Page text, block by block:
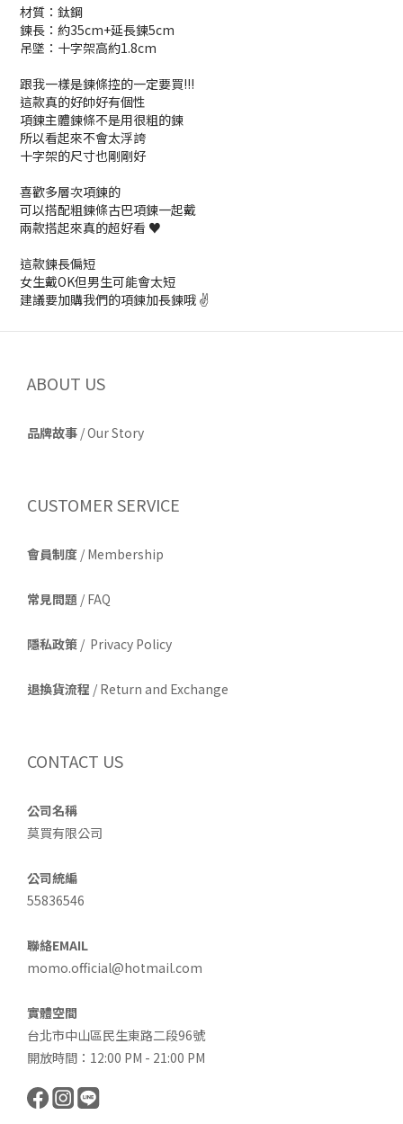
材質：鈦鋼
鍊長：約35cm+延長鍊5cm
吊墜：十字架高約1.8cm
跟我一樣是鍊條控的一定要買!!!
這款真的好帥好有個性
項鍊主體鍊條不是用很粗的鍊
所以看起來不會太浮誇
十字架的尺寸也剛剛好
喜歡多層次項鍊的
可以搭配粗鍊條古巴項鍊一起戴
兩款搭起來真的超好看 ♥
這款鍊長偏短
女生戴OK但男生可能會太短
建議要加購我們的項鍊加長鍊哦 ✌
ABOUT US
品牌故事 /Our Story
CUSTOMER SERVICE
會員制度 / Membership
常見問題 / FAQ
隱私政策 / Privacy Policy
退換貨流程 / Return and Exchange
CONTACT US
公司名稱
莫買有限公司
公司統編
55836546
聯絡EMAIL
momo.official@hotmail.com
實體空間
台北市中山區民生東路二段96號
開放時間：12:00 PM - 21:00 PM